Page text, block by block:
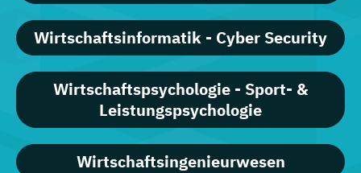
Wirtschaftsinformatik - Cyber Security
Wirtschaftspsychologie - Sport- &
Leistungspsychologie
Wirtschaftsingenieurwesen